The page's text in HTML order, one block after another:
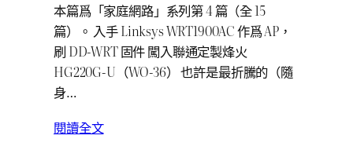
本篇爲「家庭網路」系列第 4 篇（全 15
篇）。 入手 Linksys WRT1900AC 作爲 AP，
刷 DD-WRT 固件 闖入聯通定製烽火
HG220G-U（WO-36） 也許是最折騰的（隨
身…
閱讀全文